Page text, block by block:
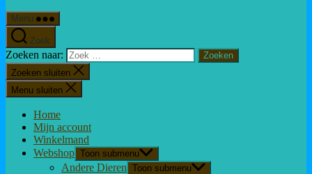
Menu
Zoek
Zoeken naar:
Zoeken sluiten
Menu sluiten
Home
Mijn account
Winkelmand
Webshop Toon submenu
Andere Dieren Toon submenu